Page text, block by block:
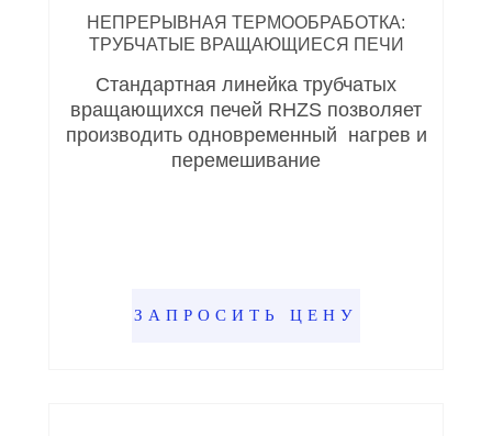
НЕПРЕРЫВНАЯ ТЕРМООБРАБОТКА:
ТРУБЧАТЫЕ ВРАЩАЮЩИЕСЯ ПЕЧИ
Стандартная линейка трубчатых
вращающихся печей RHZS позволяет
производить одновременный нагрев и
перемешивание
ЗАПРОСИТЬ ЦЕНУ